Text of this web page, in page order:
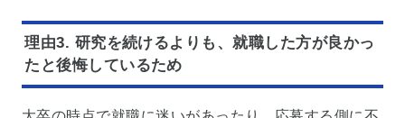
理由3. 研究を続けるよりも、就職した方が良かっ
たと後悔しているため